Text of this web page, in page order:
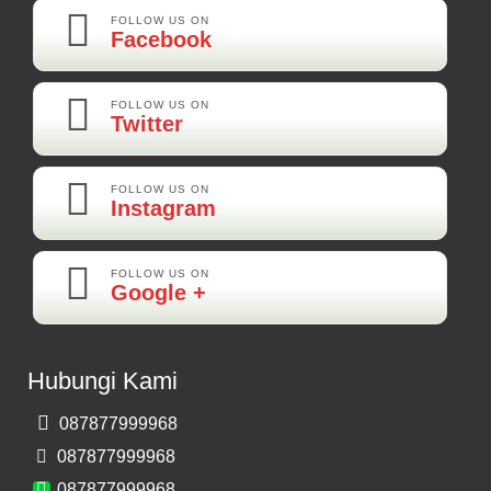
Maya-Palembang
Barang Sudah Sampai Mbak Ratna Makasih
FOLLOW US ON
Facebook
FOLLOW US ON
Twitter
FOLLOW US ON
Instagram
FOLLOW US ON
Google +
Hubungi Kami
087877999968
087877999968